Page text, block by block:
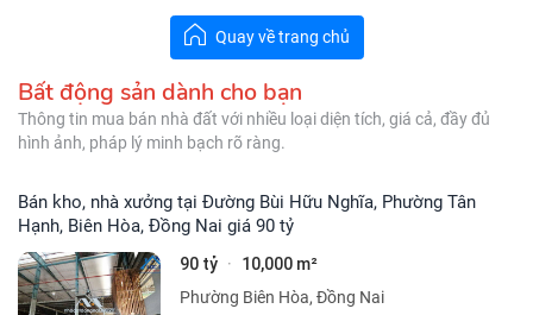
Quay về trang chủ
Bất động sản dành cho bạn
Thông tin mua bán nhà đất với nhiều loại diện tích, giá cả, đầy đủ
hình ảnh, pháp lý minh bạch rõ ràng.
Bán kho, nhà xưởng tại Đường Bùi Hữu Nghĩa, Phường Tân
Hạnh, Biên Hòa, Đồng Nai giá 90 tỷ
90 tỷ · 10,000 m²
Phường Biên Hòa, Đồng Nai